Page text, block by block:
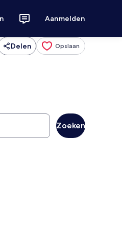
Aanmelden
Delen Opslaan
Zoeken